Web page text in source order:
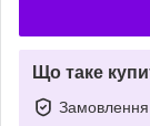
Що таке
Замовлення